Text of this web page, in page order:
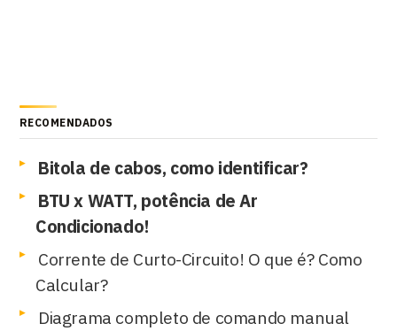
RECOMENDADOS
Bitola de cabos, como identificar?
BTU x WATT, potência de Ar
Condicionado!
Corrente de Curto-Circuito! O que é? Como
Calcular?
Diagrama completo de comando manual